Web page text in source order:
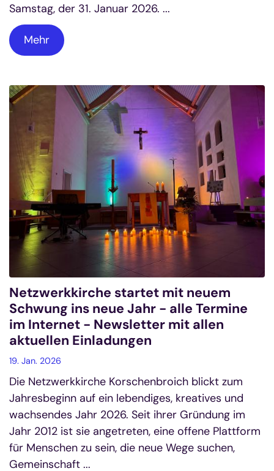
Samstag, der 31. Januar 2026. ...
Mehr
Netzwerkkirche startet mit neuem
Schwung ins neue Jahr - alle Termine
im Internet - Newsletter mit allen
aktuellen Einladungen
19. Jan. 2026
Die Netzwerkkirche Korschenbroich blickt zum
Jahresbeginn auf ein lebendiges, kreatives und
wachsendes Jahr 2026. Seit ihrer Gründung im
Jahr 2012 ist sie angetreten, eine offene Plattform
für Menschen zu sein, die neue Wege suchen,
Gemeinschaft ...